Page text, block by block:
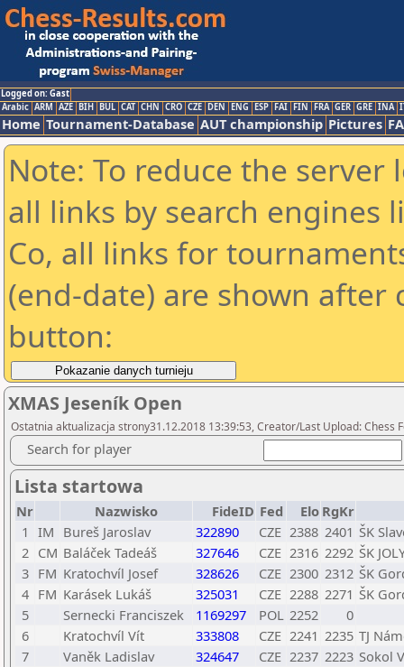
Logged on: Gast
Arabic ARM AZE BIH BUL CAT CHN CRO CZE DEN ENG ESP FAI FIN FRA GER GRE INA
Home Tournament-Database AUT championship Pictures
Note: To reduce the
all links by search engines
Co, all links for
(end-date) are shown
button:
XMAS Jeseník Open
Ostatnia aktualizacja strony31.12.2018 13:39:53, Creator/Last Upload: Chess
Search for player
Lista startowa
Nr Nazwisko FideID Fed Elo RgKr
1 IM Bureš Jaroslav 322890 CZE 2388 2401 ŠK
2 CM Baláček Tadeáš 327646 CZE 2316 2292 ŠK
3 FM Kratochvíl Josef 328626 CZE 2300 2312 ŠK
4 FM Karásek Lukáš 325031 CZE 2288 2271 ŠK
5
Sernecki Franciszek 1169297 POL 2252
0
6
Kratochvíl Vít 333808 CZE 2241 2235 TJ
7
Vaněk Ladislav 324647 CZE 2237 2223 Sokol